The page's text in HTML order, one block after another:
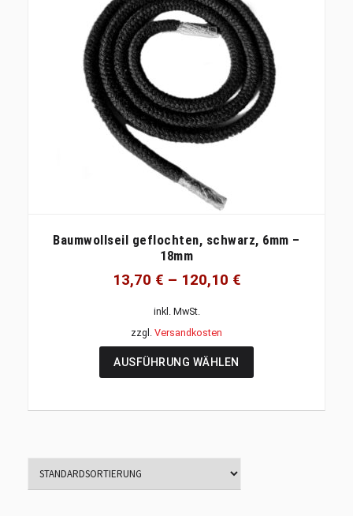
Baumwollseil geflochten, schwarz, 6mm –
18mm
13,70 € – 120,10 €
inkl. MwSt.
zzgl. Versandkosten
AUSFÜHRUNG WÄHLEN